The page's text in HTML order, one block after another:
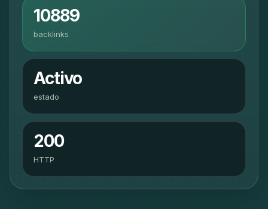
10889
backlinks
Activo
estado
200
HTTP